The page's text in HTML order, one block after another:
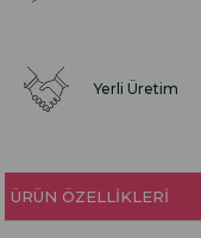
Yerli Üretim
ÜRÜN ÖZELLIKLERI